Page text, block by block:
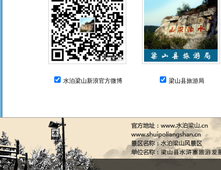
水泊梁山新浪官方微博 梁山县旅游局